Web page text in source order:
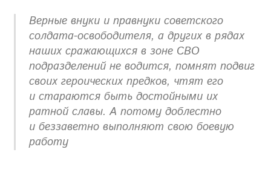
Верные внуки и правнуки советского
солдата-освободителя, а других в рядах
наших сражающихся в зоне СВО
подразделений не водится, помнят подвиг
своих героических предков, чтят его
и стараются быть достойными их
ратной славы. А потому доблестно
и беззаветно выполняют свою боевую
работу